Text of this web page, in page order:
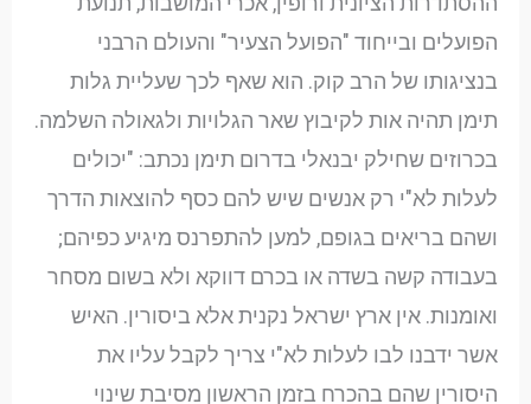
הפועלים ובייחוד "הפועל הצעיר" והעולם הרבני
בנציגותו של הרב קוק. הוא שאף לכך שעליית גלות
תימן תהיה אות לקיבוץ שאר הגלויות ולגאולה השלמה.
בכרוזים שחילק יבנאלי בדרום תימן נכתב: "יכולים
לעלות לא"י רק אנשים שיש להם כסף להוצאות הדרך
ושהם בריאים בגופם, למען להתפרנס מיגיע כפיהם;
בעבודה קשה בשדה או בכרם דווקא ולא בשום מסחר
ואומנות. אין ארץ ישראל נקנית אלא ביסורין. האיש
אשר ידבנו לבו לעלות לא"י צריך לקבל עליו את
היסורין שהם בהכרח בזמן הראשון מסיבת שינוי